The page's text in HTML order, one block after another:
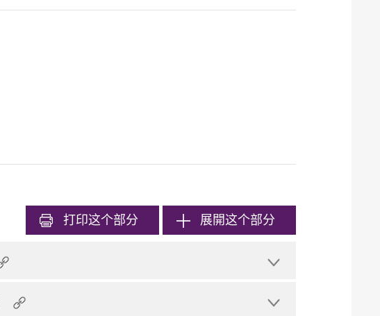
打印这个部分 展開这个部分